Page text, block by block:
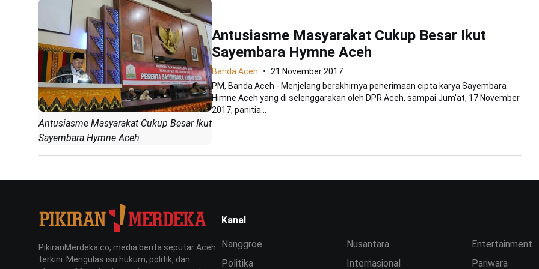
Antusiasme Masyarakat Cukup Besar Ikut
Sayembara Hymne Aceh
Antusiasme Masyarakat Cukup Besar Ikut
Sayembara Hymne Aceh
Banda Aceh
21 November 2017
PM, Banda Aceh - Menjelang berakhirnya penerimaan cipta karya Sayembara
Himne Aceh yang di selenggarakan oleh DPR Aceh, sampai Jum'at, 17 November
2017, panitia...
PikiranMerdeka.co, media berita seputar Aceh
terkini. Mengulas isu hukum, politik, dan
Kanal
Nanggroe
Politika
Nusantara
Internasional
Entertainment
Pariwara